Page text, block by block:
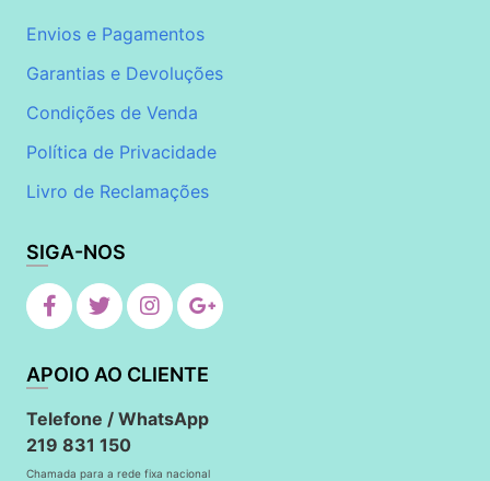
Envios e Pagamentos
Garantias e Devoluções
Condições de Venda
Política de Privacidade
Livro de Reclamações
SIGA-NOS
APOIO AO CLIENTE
Telefone / WhatsApp
219 831 150
Chamada para a rede fixa nacional